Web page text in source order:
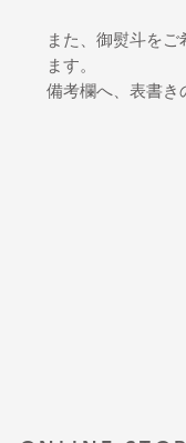
また、御熨斗を
ます。
備考欄へ、表書き